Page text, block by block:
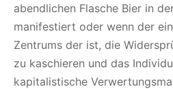
abendlichen Flasche Bier in
manifestiert oder wenn der
Zentrums der ist, die
zu kaschieren und das
kapitalistische